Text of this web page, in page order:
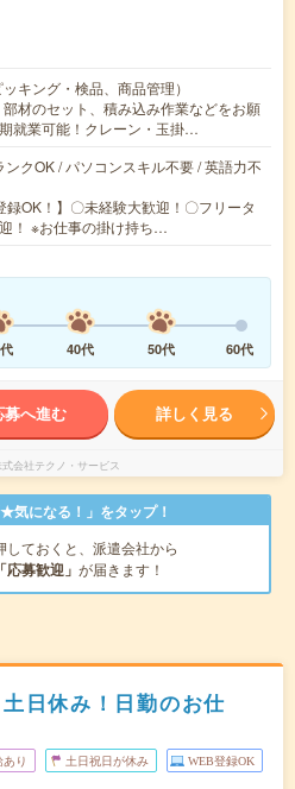
キング・検品、商品管理）
材のセット、積み込み作業などをお願
就業可能！クレーン・玉掛…
クOK / パソコンスキル不要 / 英語力不
録OK！】〇未経験大歓迎！〇フリータ
！ ※お仕事の掛け持ち…
40代 50代 60代
募へ進む 詳しく見る
式会社テクノ・サービス
気になる！」をタップ！
しておくと、派遣会社から
「応募歓迎」 が届きます！
日休み！日勤のお仕
り 土日祝日が休み WEB登録OK